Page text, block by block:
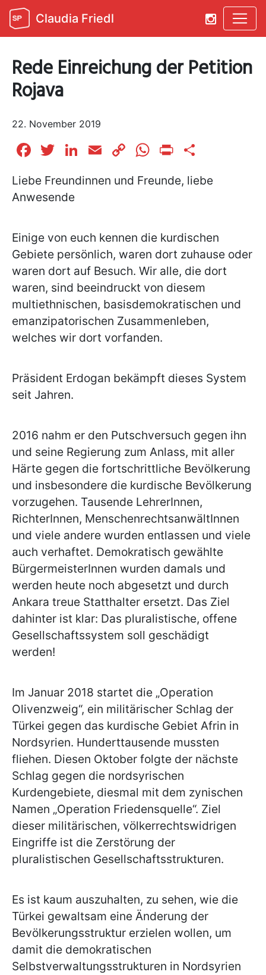
Claudia Friedl
Rede Einreichung der Petition
Rojava
22. November 2019
Facebook
Twitter
LinkedIn
EmailCopyWhatsApp
Print
Liebe Freundinnen und Freunde, liebe
Anwesende
Einige von euch kennen die kurdischen
Gebiete persönlich, waren dort zuhause oder
waren dort auf Besuch. Wir alle, die dort
waren, sind beeindruckt von diesem
multiethnischen, basisdemokratischen und
emanzipatorischen Zusammenleben,
welches wir dort vorfanden.
Präsident Erdogan bekämpft dieses System
seit Jahren.
2016 nahm er den Putschversuch gegen ihn
und seine Regierung zum Anlass, mit aller
Härte gegen die fortschrittliche Bevölkerung
und insbesondere die kurdische Bevölkerung
vorzugehen. Tausende LehrerInnen,
RichterInnen, MenschenrechtsanwältInnen
und viele andere wurden entlassen und viele
auch verhaftet. Demokratisch gewählte
BürgermeisterInnen wurden damals und
werden heute noch abgesetzt und durch
Ankara treue Statthalter ersetzt. Das Ziel
dahinter ist klar: Das pluralistische, offene
Gesellschaftssystem soll geschädigt
werden!
Im Januar 2018 startet die „Operation
Olivenzweig“, ein militärischer Schlag der
Türkei gegen das kurdische Gebiet Afrin in
Nordsyrien. Hunderttausende mussten
fliehen. Diesen Oktober folgte der nächste
Schlag gegen die nordsyrischen
Kurdengebiete, diesmal mit dem zynischen
Namen „Operation Friedensquelle“. Ziel
dieser militärischen, völkerrechtswidrigen
Eingriffe ist die Zerstörung der
pluralistischen Gesellschaftsstrukturen.
Es ist kaum auszuhalten, zu sehen, wie die
Türkei gewaltsam eine Änderung der
Bevölkerungsstruktur erzielen wollen, um
damit die demokratischen
Selbstverwaltungsstrukturen in Nordsyrien